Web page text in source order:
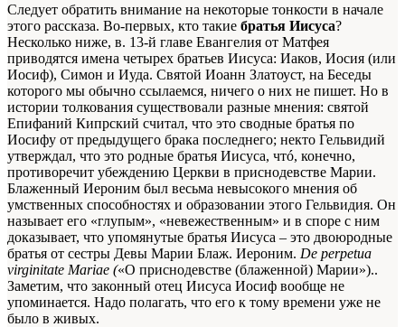
Следует обратить внимание на некоторые тонкости в начале
этого рассказа. Во-первых, кто такие братья Иисуса?
Несколько ниже, в. 13-й главе Евангелия от Матфея
приводятся имена четырех братьев Иисуса: Иаков, Иосия (или
Иосиф), Симон и Иуда. Святой Иоанн Златоуст, на Беседы
которого мы обычно ссылаемся, ничего о них не пишет. Но в
истории толкования существовали разные мнения: святой
Епифаний Кипрский считал, что это сводные братья по
Иосифу от предыдущего брака последнего; некто Гельвидий
утверждал, что это родные братья Иисуса, чтó, конечно,
противоречит убеждению Церкви в приснодевстве Марии.
Блаженный Иероним был весьма невысокого мнения об
умственных способностях и образовании этого Гельвидия. Он
называет его «глупым», «невежественным» и в споре с ним
доказывает, что упомянутые братья Иисуса – это двоюродные
братья от сестры Девы Марии Блаж. Иероним. De perpetua
virginitate Mariae («О приснодевстве (блаженной) Марии»)..
Заметим, что законный отец Иисуса Иосиф вообще не
упоминается. Надо полагать, что его к тому времени уже не
было в живых.